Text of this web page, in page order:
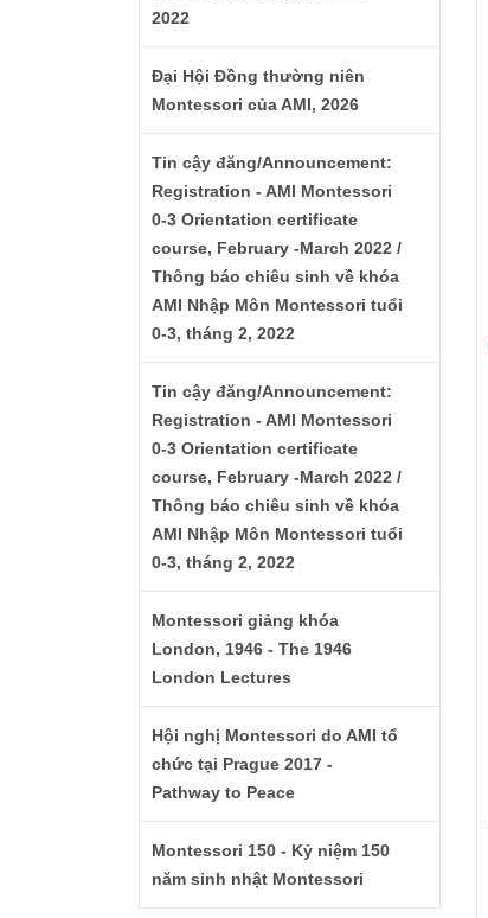
2022
Đại Hội Đồng thường niên
Montessori của AMI, 2026
Tin cậy đăng/Announcement:
Registration - AMI Montessori
0-3 Orientation certificate
course, February -March 2022 /
Thông báo chiêu sinh về khóa
AMI Nhập Môn Montessori tuổi
0-3, tháng 2, 2022
Tin cậy đăng/Announcement:
Registration - AMI Montessori
0-3 Orientation certificate
course, February -March 2022 /
Thông báo chiêu sinh về khóa
AMI Nhập Môn Montessori tuổi
0-3, tháng 2, 2022
Montessori giảng khóa
London, 1946 - The 1946
London Lectures
Hội nghị Montessori do AMI tổ
chức tại Prague 2017 -
Pathway to Peace
Montessori 150 - Kỷ niệm 150
năm sinh nhật Montessori